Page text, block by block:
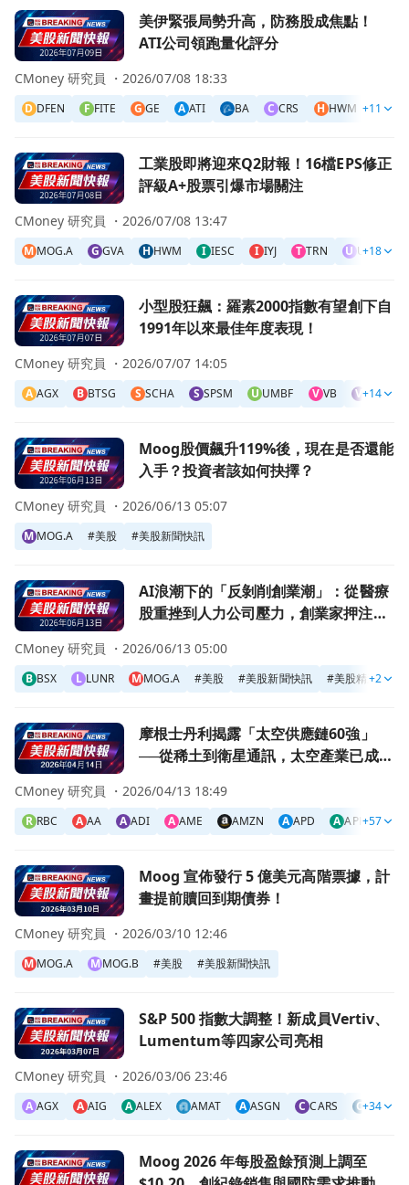
前往美伊緊張局勢升高，防務股成焦點！ATI公司領跑量化評
美伊緊張局勢升高，防務股成焦點！
ATI公司領跑量化評分
D DFEN F FITE G GE A ATI BA C CRS H HWM I ITA
+11
CMoney 研究員 ・2026/07/08 18:33
前往工業股即將迎來Q2財報！16檔EPS修正評級A+股票引爆
工業股即將迎來Q2財報！16檔EPS修正
評級A+股票引爆市場關注
M MOG.A G GVA H HWM I IESC I IYJ T TRN U ULS
+18
CMoney 研究員 ・2026/07/08 13:47
前往小型股狂飆：羅素2000指數有望創下自1991年以來最佳
小型股狂飆：羅素2000指數有望創下自
1991年以來最佳年度表現！
A AGX B BTSG S SCHA S SPSM U UMBF V VB V VBK
+14
CMoney 研究員 ・2026/07/07 14:05
前往Moog股價飆升119%後，現在是否還能入手？投資者該
Moog股價飆升119%後，現在是否還能
入手？投資者該如何抉擇？
M MOG.A #美股 #美股新聞快訊
CMoney 研究員 ・2026/06/13 05:07
前往AI浪潮下的「反剝削創業潮」：從醫療股重挫到人力公
AI浪潮下的「反剝削創業潮」：從醫療
股重挫到人力公司壓力，創業家押注把
B BSX L LUNR MMOG.A #美股 #美股新聞快訊 #美股精選新聞
+2
CMoney 研究員 ・2026/06/13 05:00
前往摩根士丹利揭露「太空供應鏈60強」──從稀土到衛星通
摩根士丹利揭露「太空供應鏈60強」
──從稀土到衛星通訊，太空產業已成工
R RBC A AA A ADI A AME AMZN A APD A APH A
+57
CMoney 研究員 ・2026/04/13 18:49
前往Moog 宣佈發行 5 億美元高階票據，計畫提前贖回到期
Moog 宣佈發行 5 億美元高階票據，計
畫提前贖回到期債券！
M MOG.A MMOG.B #美股 #美股新聞快訊
CMoney 研究員 ・2026/03/10 12:46
前往S&P 500 指數大調整！新成員Vertiv、Lumentum等四
S&P 500 指數大調整！新成員Vertiv、
Lumentum等四家公司亮相
A AGX A AIG A ALEX AMAT A ASGN C CARS C COHR
+34
CMoney 研究員 ・2026/03/06 23:46
前往Moog 2026 年每股盈餘預測上調至 $10.20，創紀錄銷
Moog 2026 年每股盈餘預測上調至